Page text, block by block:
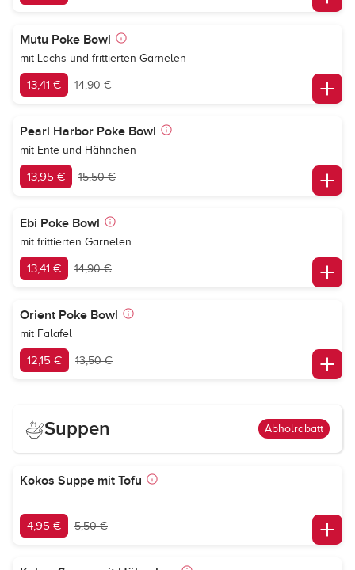
Mutu Poke Bowl
mit Lachs und frittierten Garnelen
13,41 € 14,90 €
Pearl Harbor Poke Bowl
mit Ente und Hähnchen
13,95 € 15,50 €
Ebi Poke Bowl
mit frittierten Garnelen
13,41 € 14,90 €
Orient Poke Bowl
mit Falafel
12,15 € 13,50 €
Suppen Abholrabatt
Kokos Suppe mit Tofu
4,95 € 5,50 €